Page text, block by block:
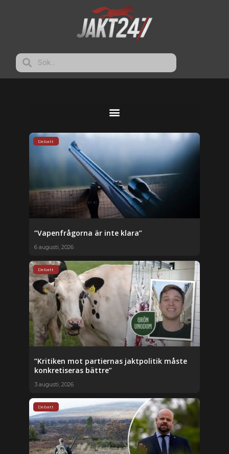
Debatt
”Vapenfrågorna är inte klara”
6 augusti, 2026
Debatt
”Kritiken mot partiernas jaktpolitik måste
konkretiseras bättre”
3 augusti, 2026
Debatt